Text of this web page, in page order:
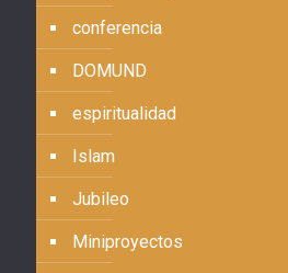
conferencia
DOMUND
espiritualidad
Islam
Jubileo
Miniproyectos